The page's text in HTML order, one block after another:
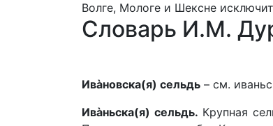
Волге, Мологе и Шексне
Словарь И.М.
Ивàновска(я) сельдь – см.
Ивàньска(я) сельдь. Крупная